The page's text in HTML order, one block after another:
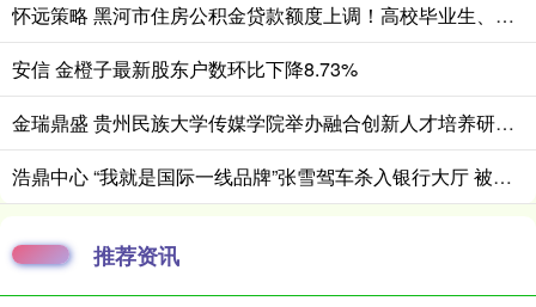
怀远策略 黑河市住房公积金贷款额度上调！高校毕业生、多孩家庭再享额外提额
安信 金橙子最新股东户数环比下降8.73%
金瑞鼎盛 贵州民族大学传媒学院举办融合创新人才培养研讨会
浩鼎中心 “我就是国际一线品牌”张雪驾车杀入银行大厅 被保安摁住：快报警
推荐资讯